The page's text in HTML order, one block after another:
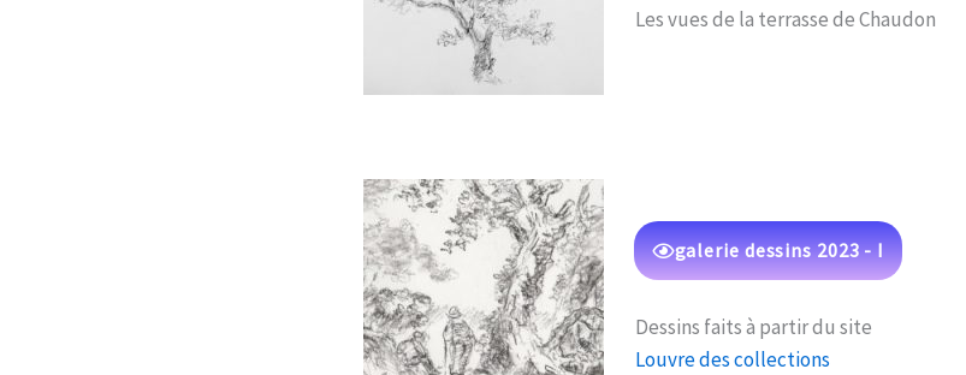
Les vues de la terrasse de Chaudon
galerie dessins 2023 - I
Dessins faits à partir du site
Louvre des collections